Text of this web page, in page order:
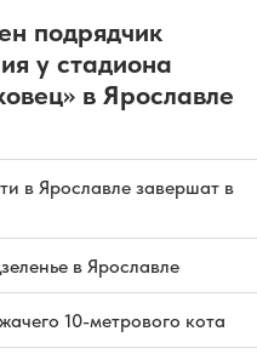
подрядчик
у стадиона
в Ярославле
в Ярославле завершат в
в Ярославле
10-метрового кота